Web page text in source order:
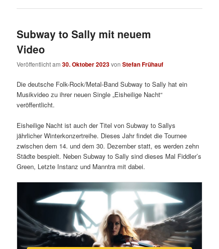
Subway to Sally mit neuem
Video
Veröffentlicht am30. Oktober 2023vonStefan Frühauf
Die deutsche Folk-Rock/Metal-Band Subway to Sally hat ein
Musikvideo zu ihrer neuen Single „Eisheilige Nacht“
veröffentlicht.
Eisheilige Nacht ist auch der Titel von Subway to Sallys
jährlicher Winterkonzertreihe. Dieses Jahr findet die Tournee
zwischen dem 14. und dem 30. Dezember statt, es werden zehn
Städte bespielt. Neben Subway to Sally sind dieses Mal Fiddler’s
Green, Letzte Instanz und Manntra mit dabei.